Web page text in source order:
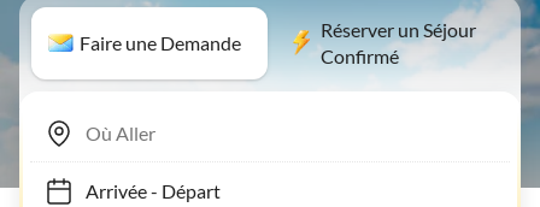
Faire une Demande
Réserver un Séjour
Confirmé
Arrivée- Départ